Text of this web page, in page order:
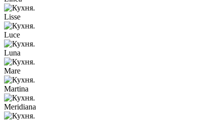
Lisse
Luce
Luna
Mare
Martina
Meridiana